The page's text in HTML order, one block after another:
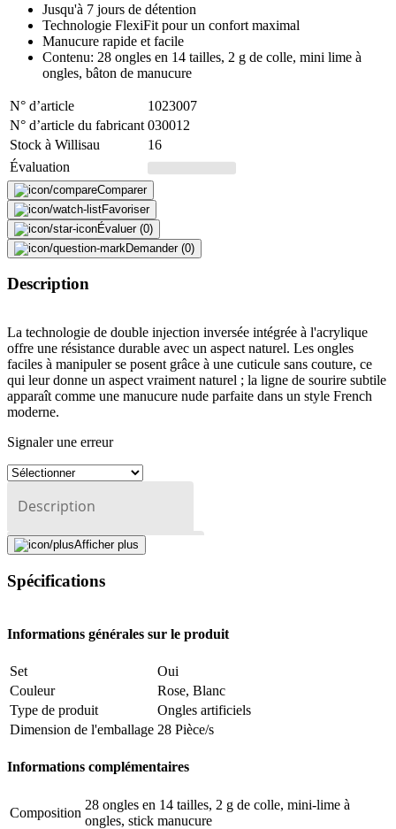
Jusqu'à 7 jours de détention
Technologie FlexiFit pour un confort maximal
Manucure rapide et facile
Contenu: 28 ongles en 14 tailles, 2 g de colle, mini lime à
ongles, bâton de manucure
N° d’article
1023007
N° d’article du fabricant 030012
Stock à Willisau
16
Évaluation
Comparer
Favoriser
Évaluer (0)
Demander (0)
Description
La technologie de double injection inversée intégrée à l'acrylique
offre une résistance durable avec un aspect naturel. Les ongles
faciles à manipuler se posent grâce à une cuticule sans couture, ce
qui leur donne un aspect vraiment naturel ; la ligne de sourire subtile
apparaît comme une manucure nude parfaite dans un style French
moderne.
Signaler une erreur
Description
Adresse e-mail (facultatif)
Fermer le formulaire
Afficher plus
Spécifications
Informations générales sur le produit
Set
Oui
Couleur
Rose, Blanc
Type de produit
Ongles artificiels
Dimension de l'emballage 28 Pièce/s
Informations complémentaires
Composition
28 ongles en 14 tailles, 2 g de colle, mini-lime à
ongles, stick manucure